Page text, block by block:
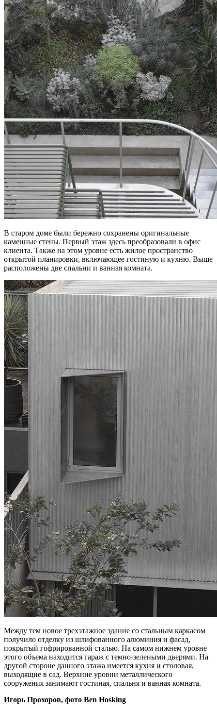
В старом доме были бережно сохранены оригинальные
каменные стены. Первый этаж здесь преобразовали в офис
клиента. Также на этом уровне есть жилое пространство
открытой планировки, включающее гостиную и кухню. Выше
расположены две спальни и ванная комната.
Между тем новое трехэтажное здание со стальным каркасом
получило отделку из шлифованного алюминия и фасад,
покрытый гофрированной сталью. На самом нижнем уровне
этого объема находится гараж с темно-зелеными дверями. На
другой стороне данного этажа имеется кухня и столовая,
выходящие в сад. Верхние уровни металлического
сооружения занимают гостиная, спальня и ванная комната.
Игорь Прохоров, фото Ben Hosking